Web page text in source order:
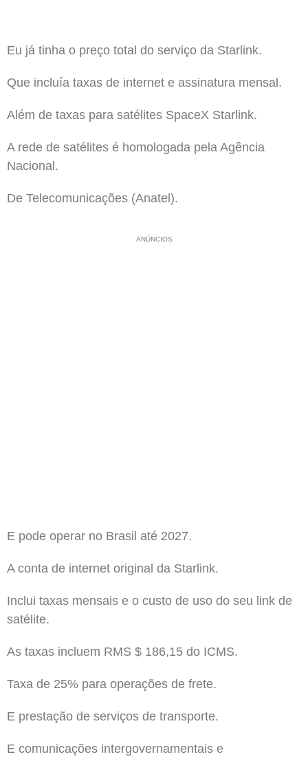
Eu já tinha o preço total do serviço da Starlink.
Que incluía taxas de internet e assinatura mensal.
Além de taxas para satélites SpaceX Starlink.
A rede de satélites é homologada pela Agência
Nacional.
De Telecomunicações (Anatel).
ANÚNCIOS
E pode operar no Brasil até 2027.
A conta de internet original da Starlink.
Inclui taxas mensais e o custo de uso do seu link de
satélite.
As taxas incluem RMS $ 186,15 do ICMS.
Taxa de 25% para operações de frete.
E prestação de serviços de transporte.
E comunicações intergovernamentais e